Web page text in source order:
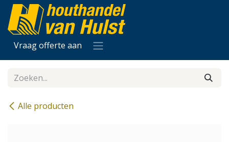
Overslaan naar inhoud
Vraag offerte aan
Alle producten